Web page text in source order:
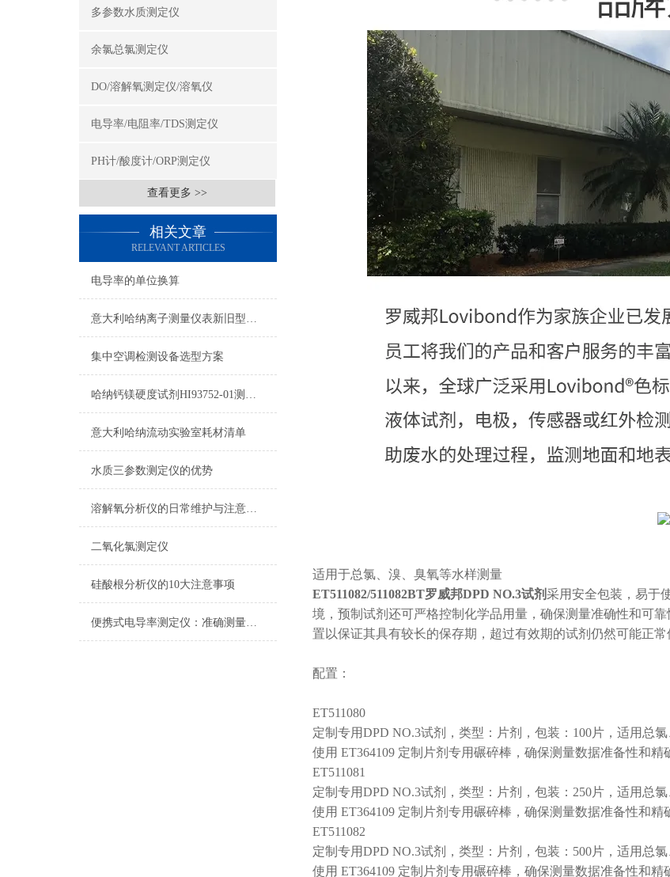
多参数水质测定仪
余氯总氯测定仪
DO/溶解氧测定仪/溶氧仪
电导率/电阻率/TDS测定仪
PH计/酸度计/ORP测定仪
查看更多 >>
相关文章
RELEVANT ARTICLES
电导率的单位换算
意大利哈纳离子测量仪表新旧型号对照表2015
集中空调检测设备选型方案
哈纳钙镁硬度试剂HI93752-01测量原理及量程
意大利哈纳流动实验室耗材清单
水质三参数测定仪的优势
溶解氧分析仪的日常维护与注意事项
二氧化氯测定仪
硅酸根分析仪的10大注意事项
便携式电导率测定仪：准确测量水质电导率，保障饮用水安全与健康
适用于总氯、溴、臭氧等水样测量
ET511082/511082BT罗威邦DPD NO.3试剂采用安全包装，易于
境，预制试剂还可严格控制化学品用量，确保测量准确性和可
置以保证其具有较长的保存期，超过有效期的试剂仍然可能正
配置：
ET511080
定制专用DPD NO.3试剂，类型：片剂，包装：100片，适用总
使用 ET364109 定制片剂专用碾碎棒，确保测量数据准备性和精
ET511081
定制专用DPD NO.3试剂，类型：片剂，包装：250片，适用总
使用 ET364109 定制片剂专用碾碎棒，确保测量数据准备性和精
ET511082
定制专用DPD NO.3试剂，类型：片剂，包装：500片，适用总
使用 ET364109 定制片剂专用碾碎棒，确保测量数据准备性和精